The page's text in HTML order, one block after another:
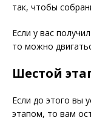
так, чтобы
Если у вас
то можно
Шестой
Если до этого вы
этапом, то вам